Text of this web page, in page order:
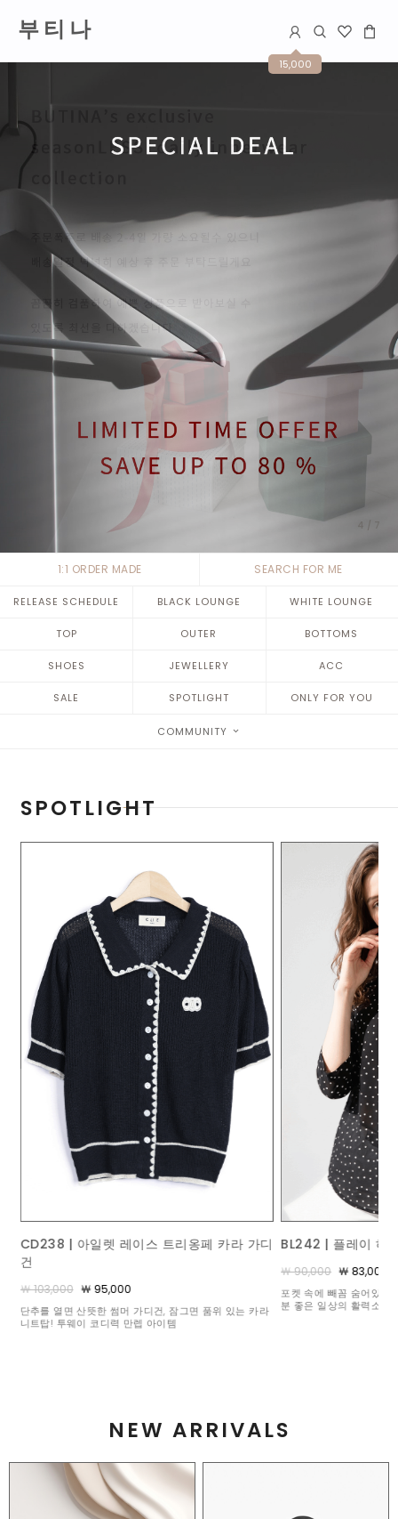
부 티 나
15,000
4 / 7
1:1 ORDER MADE SEARCH FOR ME
RELEASE SCHEDULE BLACK LOUNGE WHITE LOUNGE
TOP OUTER BOTTOMS
SHOES JEWELLERY ACC
SALE SPOTLIGHT ONLY FOR YOU
COMMUNITY
SPOTLIGHT
BL242 | 플레이 하트 도트 블라우스
￦ 90,000
포켓 속에 빼꼼 숨어있는 수줍은 하트 비딩이 볼수록 기
분 좋은 일상의 활력소가 되어주어요 :)
ACC367 | 콤비 브
￦ 140,000 ￦ 125,000
밋밋한 풀 원석 세팅과는
석 3개와 화려하게 빛을
NEW ARRIVALS